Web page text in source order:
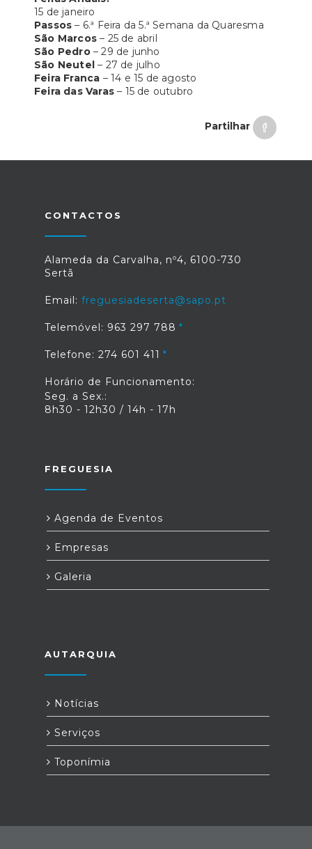
15 de janeiro
Passos– 6.ª Feira da 5.ª Semana da Quaresma
São Marcos – 25 de abril
São Pedro– 29 de junho
São Neutel – 27 de julho
Feira Franca – 14 e 15 de agosto
Feira das Varas – 15 de outubro
Partilhar
CONTACTOS
Alameda da Carvalha, nº4, 6100-730
Sertã
Email: freguesiadeserta@sapo.pt
Telemóvel: 963 297 788
Telefone: 274 601 411
Horário de Funcionamento:
Seg. a Sex.:
8h30 - 12h30 / 14h - 17h
FREGUESIA
Agenda de Eventos
Empresas
Galeria
AUTARQUIA
Notícias
Serviços
Toponímia